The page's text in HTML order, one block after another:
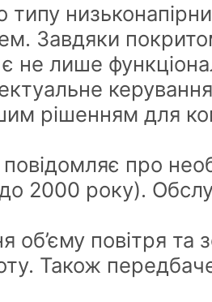
Завдяки
не лише
рішенням для
про
до 2000 року).
повітря та
Також